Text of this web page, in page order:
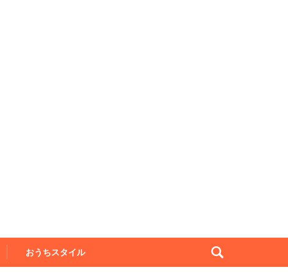
おうちスタイル